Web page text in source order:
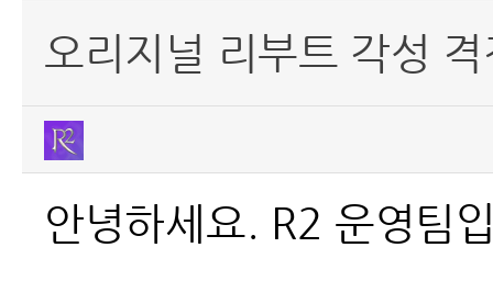
오리지널 리부트 각성
안녕하세요. R2 운영팀